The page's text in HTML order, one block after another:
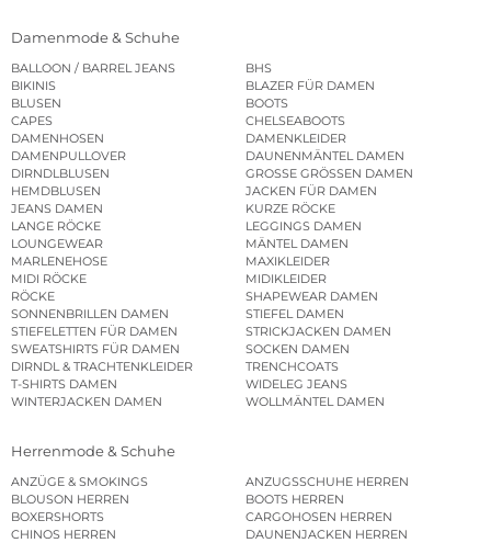
Damenmode & Schuhe
BALLOON / BARREL JEANS
BHS
BIKINIS
BLAZER FÜR DAMEN
BLUSEN
BOOTS
CAPES
CHELSEABOOTS
DAMENHOSEN
DAMENKLEIDER
DAMENPULLOVER
DAUNENMÄNTEL DAMEN
DIRNDLBLUSEN
GROSSE GRÖSSEN DAMEN
HEMDBLUSEN
JACKEN FÜR DAMEN
JEANS DAMEN
KURZE RÖCKE
LANGE RÖCKE
LEGGINGS DAMEN
LOUNGEWEAR
MÄNTEL DAMEN
MARLENEHOSE
MAXIKLEIDER
MIDI RÖCKE
MIDIKLEIDER
RÖCKE
SHAPEWEAR DAMEN
SONNENBRILLEN DAMEN
STIEFEL DAMEN
STIEFELETTEN FÜR DAMEN
STRICKJACKEN DAMEN
SWEATSHIRTS FÜR DAMEN
SOCKEN DAMEN
DIRNDL & TRACHTENKLEIDER
TRENCHCOATS
T-SHIRTS DAMEN
WIDELEG JEANS
WINTERJACKEN DAMEN
WOLLMÄNTEL DAMEN
Herrenmode & Schuhe
ANZÜGE & SMOKINGS
ANZUGSSCHUHE HERREN
BLOUSON HERREN
BOOTS HERREN
BOXERSHORTS
CARGOHOSEN HERREN
CHINOS HERREN
DAUNENJACKEN HERREN